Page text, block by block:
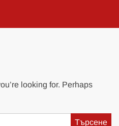
looking for. Perhaps
Търсене